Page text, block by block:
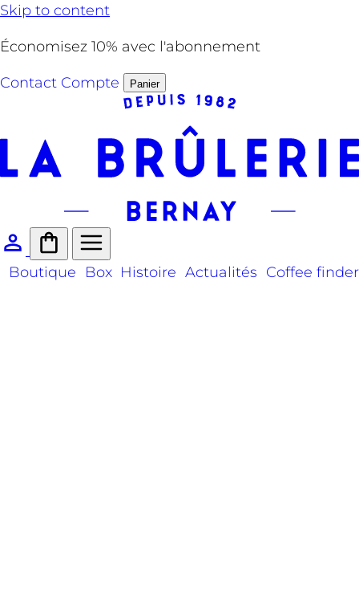
Skip to content
Économisez 10% avec l'abonnement
Contact Compte Panier
Boutique Box Histoire Actualités Coffee finder